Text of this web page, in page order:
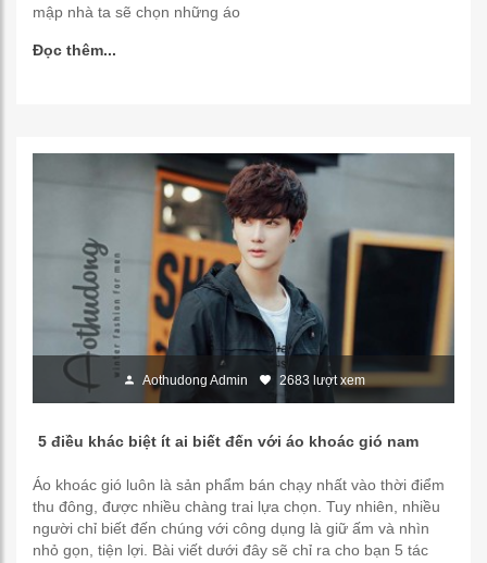
mập nhà ta sẽ chọn những áo
Đọc thêm...
Aothudong Admin 2683 lượt xem
5 điều khác biệt ít ai biết đến với áo khoác gió nam
Áo khoác gió luôn là sản phẩm bán chạy nhất vào thời điểm
thu đông, được nhiều chàng trai lựa chọn. Tuy nhiên, nhiều
người chỉ biết đến chúng với công dụng là giữ ấm và nhìn
nhỏ gọn, tiện lợi. Bài viết dưới đây sẽ chỉ ra cho bạn 5 tác